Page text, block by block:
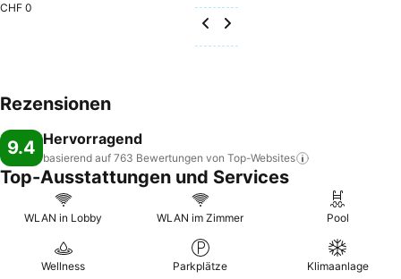
CHF 0
Rezensionen
9.4 Hervorragend
basierend auf 763 Bewertungen von Top-Websites
Top-Ausstattungen und Services
WLAN in Lobby WLAN im Zimmer Pool
Wellness Parkplätze Klimaanlage